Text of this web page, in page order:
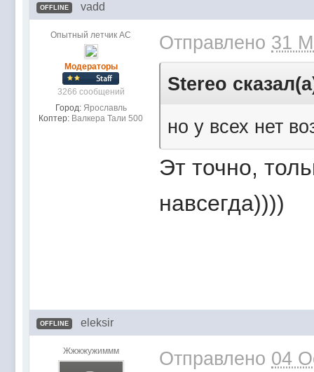
OFFLINE vadd
Опытный летчик АС
Модераторы
3266 сообщений
Город: Ярославль
Коптер: Валкера Тали 500
Отправлено 31
Stereo
но у всех нет
Эт точно,
навсегда))))
OFFLINE eleksir
Жжжжужиммм Отправлено 04